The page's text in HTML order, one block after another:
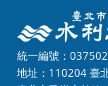
統一編號：
地址：110204 臺